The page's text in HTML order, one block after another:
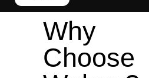
Why
Choose